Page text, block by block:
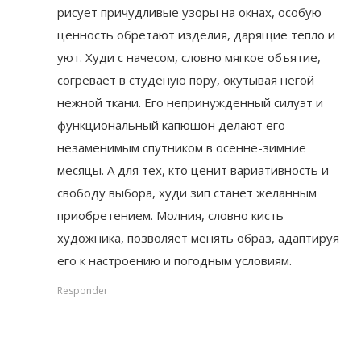
рисует причудливые узоры на окнах, особую
ценность обретают изделия, дарящие тепло и
уют. Худи с начесом, словно мягкое объятие,
согревает в студеную пору, окутывая негой
нежной ткани. Его непринужденный силуэт и
функциональный капюшон делают его
незаменимым спутником в осенне-зимние
месяцы. А для тех, кто ценит вариативность и
свободу выбора, худи зип станет желанным
приобретением. Молния, словно кисть
художника, позволяет менять образ, адаптируя
его к настроению и погодным условиям.
Responder